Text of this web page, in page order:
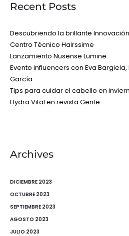
Recent Posts
Descubriendo la brillante
Centro Técnico Hairssime
Lanzamiento Nusense Lumine
Evento influencers con Eva
García
Tips para cuidar el cabello en
Hydra Vital en revista Gente
Archives
DICIEMBRE 2023
OCTUBRE 2023
SEPTIEMBRE 2023
AGOSTO 2023
JULIO 2023